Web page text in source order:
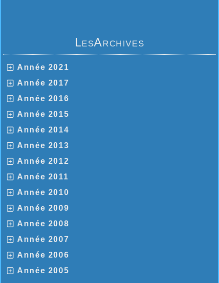
LesArchives
Année 2021
Année 2017
Année 2016
Année 2015
Année 2014
Année 2013
Année 2012
Année 2011
Année 2010
Année 2009
Année 2008
Année 2007
Année 2006
Année 2005